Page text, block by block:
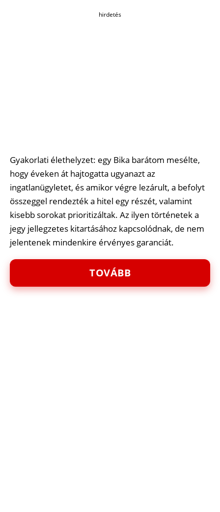
hirdetés
Gyakorlati élethelyzet: egy Bika barátom mesélte,
hogy éveken át hajtogatta ugyanazt az
ingatlanügyletet, és amikor végre lezárult, a befolyt
összeggel rendezték a hitel egy részét, valamint
kisebb sorokat prioritizáltak. Az ilyen történetek a
jegy jellegzetes kitartásához kapcsolódnak, de nem
jelentenek mindenkire érvényes garanciát.
TOVÁBB